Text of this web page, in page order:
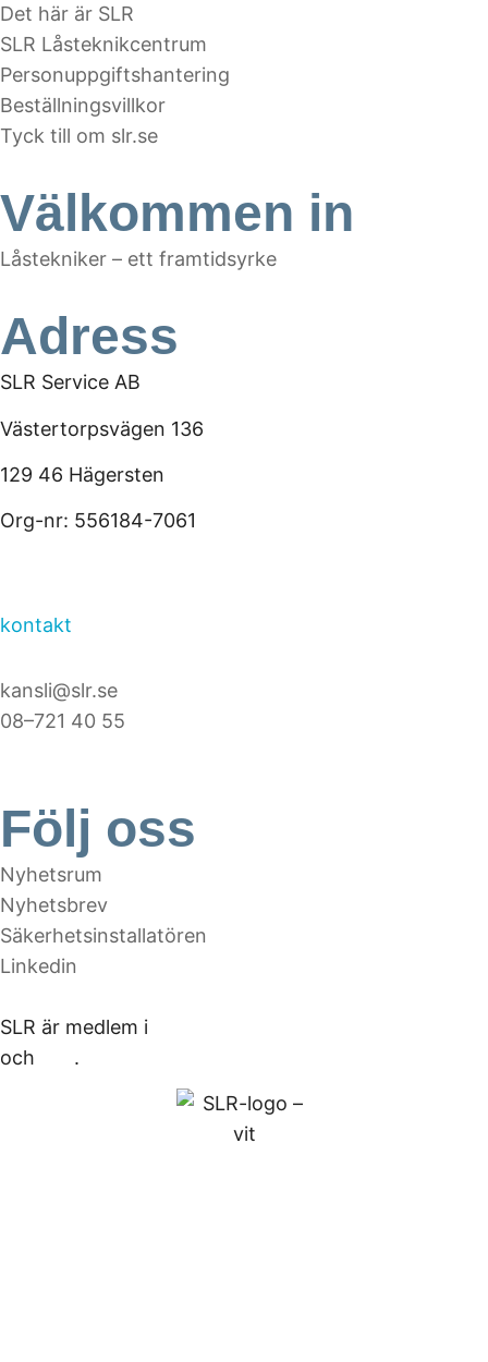
Det här är SLR
SLR Låsteknikcentrum
Personuppgiftshantering
Beställningsvillkor
Tyck till om slr.se
Välkommen in
Låstekniker – ett framtidsyrke
Adress
SLR Service AB
Västertorpsvägen 136
129 46 Hägersten
Org-nr: 556184-7061
kontakt
kansli@slr.se
08–721 40 55
Följ oss
Nyhetsrum
Nyhetsbrev
Säkerhetsinstallatören
Linkedin
SLR är medlem i
och
.